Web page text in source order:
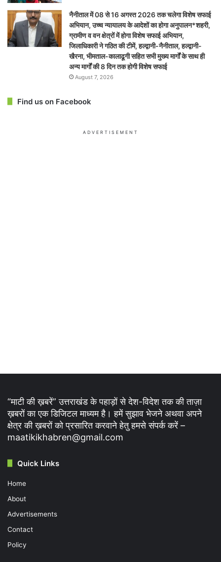
नैनीताल में 08 से 16 अगस्त 2026 तक चलेगा विशेष सफाई
अभियान, उच्च न्यायालय के आदेशों का होगा अनुपालन*शहरी,
ग्रामीण व वन क्षेत्रों में होगा विशेष सफाई अभियान,
जिलाधिकारी ने गठित की टीमें, हल्द्वानी-नैनीताल, हल्द्वानी-
खैरना, भीमताल-कालाढूगी सहित सभी मुख्य मार्गों के साथ ही
अन्य मार्गों की 8 दिन तक होगी विशेष सफाई
August 7, 2026
Find us on Facebook
ADVERTISEMENT
“माटी की ख़बरें” उत्तराखंड के पहाड़ों से देश-विदेश तक की ताज़ा
ख़बरों का एक डिजिटल माध्यम है। हमें सुझाव भेजने अथवा अपने
क्षेत्र की ख़बरों को प्रसारित करवाने हेतु हमसे संपर्क करें –
maatikikhabren@gmail.com
Quick Links
Home
About
Advertisements
Contact
Policy